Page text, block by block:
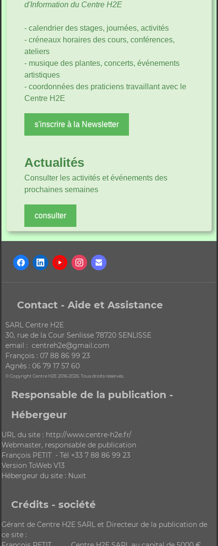
d'Information du Centre H2E
- calendrier des stages, journées, activités
- créneaux horaires des cours, conférences,
ateliers
- musique des plantes, concerts, événements
artistiques
- coordonnées des praticiens travaillant avec le
Centre H2E
s'inscrire à la Newsletter
Actualités
Consulter les activités et événements des
prochaines semaines
consulter
Contact - Aide et Assistance
SARL Centre H2E
30, rue de la Cour Senlisse 78720 SENLISSE
email : centreh2e@gmail.com
François : 07 88 86 99 23
Agnès : 06 79 17 57 60
© Copyright Centre H2E 2016-2026. Tous droits réservés.
Responsable de la publication -
Hébergeur
URL du site : http://www.centre-h2e.fr/
Webmaster, responsable de publication
François PETIT - Tél +33 7 88 86 99 23
Version ToWeb V13
Hébergeur du site : Nuxit
Crédits - société
Gérant de Centre H2E SARL et Directeur de la publication de
ce site :